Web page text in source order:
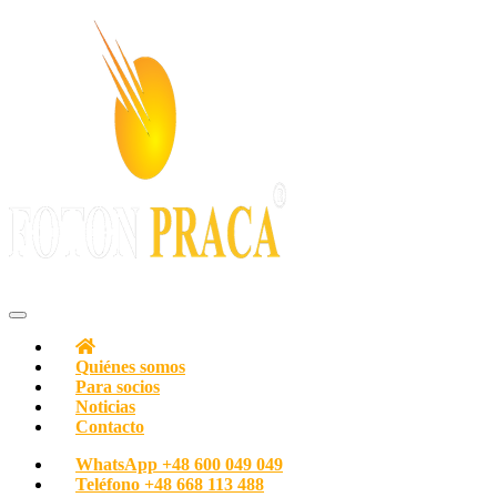
Quiénes somos
Para socios
Noticias
Contacto
WhatsApp +48 600 049 049
Teléfono +48 668 113 488‬